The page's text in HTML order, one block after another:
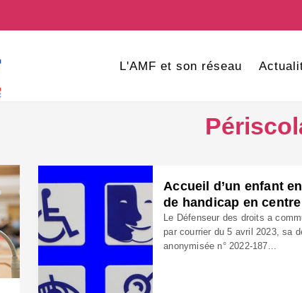
L'AMF et son réseau
Accueil d’un enfant
de handicap en
Le Défenseur des droits a
par courrier du 5 avril 2023, sa
anonymisée n° 2022-187...